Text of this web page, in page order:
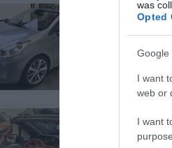
was
Opted
Google
I want
web or
I want